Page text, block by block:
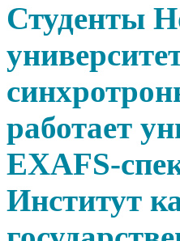
Студенты
работает
EXAFS-
Институт